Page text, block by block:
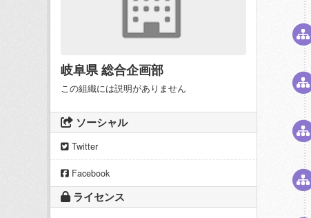
岐阜県 総合企画部
この組織には説明がありません
ソーシャル
Twitter
Facebook
ライセンス